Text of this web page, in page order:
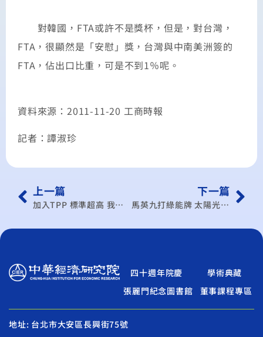
對韓國，FTA或許不是獎杯，但是，對台灣，
FTA，很顯然是「安慰」獎，台灣與中南美洲簽的
FTA，佔出口比重，可是不到1％呢。
資料來源：2011-11-20 工商時報
記者：譚淑珍
上一篇
加入TPP 標準超高 我有共識決心？
下一篇
馬英九打綠能牌 太陽光電、風力發電產值 119年達7,670億元
四十週年院慶
學術典藏
張麗門紀念圖書館
董事課程專區
地址: 台北市大安區長興街75號